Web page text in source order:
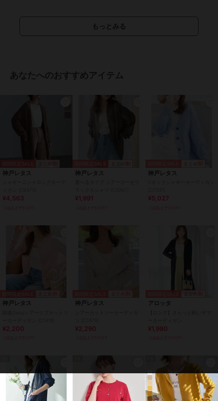
着丈 110
身幅 61
袖口幅 14#コウベレタス
期間限定セール開催中
ブランド
トップス ／
ネイビー、ミディアム ネイビー、
グ ブラック、ショート ベージ
ブルー、ミディアム ダスティブル
ー、ロング ダスティブルー、ショ
ライトカーキ
素材
ポリエステル100%
特徴
トップス
ニット素材
/ ポリエステル素材/
もっとみる
あなたへのおすすめアイテム
神戸レタス
¥4,563
神戸レタス
¥1,991
神戸レタス
¥5,027
神戸レタス
¥2,200
神戸レタス
¥2,290
アロッタ
¥1,980